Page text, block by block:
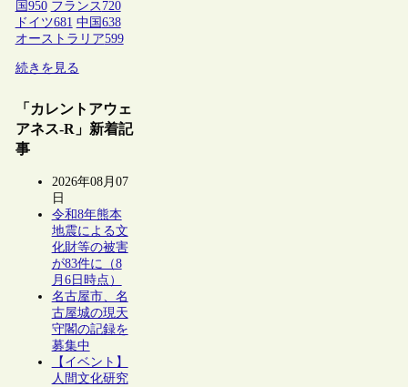
国 950 フランス 720
ドイツ681 中国 638
オーストラリア599
続きを見る
「カレントアウェ
アネス-R」新着記
事
2026年08月07
日
令和8年熊本
地震による文
化財等の被害
が83件に（8
月6日時点）
名古屋市、名
古屋城の現天
守閣の記録を
募集中
【イベント】
人間文化研究